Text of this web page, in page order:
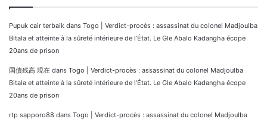
Pupuk cair terbaik dans Togo | Verdict-procès : assassinat du colonel Madjoulba
Bitala et atteinte à la sûreté intérieure de l’État. Le Gle Abalo Kadangha écope
20ans de prison
国債残高 現在 dans Togo | Verdict-procès : assassinat du colonel Madjoulba
Bitala et atteinte à la sûreté intérieure de l’État. Le Gle Abalo Kadangha écope
20ans de prison
rtp sapporo88 dans Togo | Verdict-procès : assassinat du colonel Madjoulba